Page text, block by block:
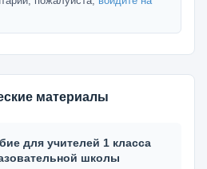
материалы
для учителей 1 класса
школы